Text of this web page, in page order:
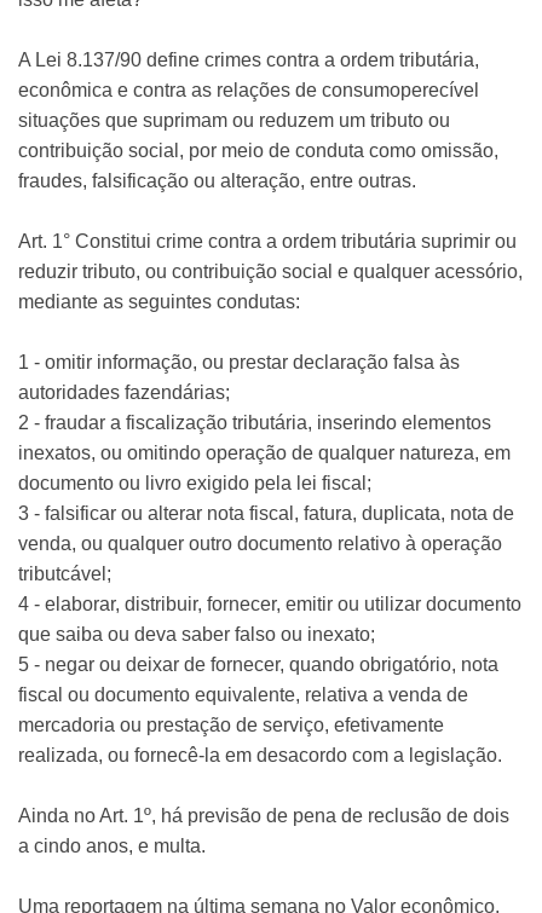
A Lei 8.137/90 define crimes contra a ordem tributária,
econômica e contra as relações de consumoperecível
situações que suprimam ou reduzem um tributo ou
contribuição social, por meio de conduta como omissão,
fraudes, falsificação ou alteração, entre outras.
Art. 1° Constitui crime contra a ordem tributária suprimir ou
reduzir tributo, ou contribuição social e qualquer acessório,
mediante as seguintes condutas:
1 - omitir informação, ou prestar declaração falsa às
autoridades fazendárias;
2 - fraudar a fiscalização tributária, inserindo elementos
inexatos, ou omitindo operação de qualquer natureza, em
documento ou livro exigido pela lei fiscal;
3 - falsificar ou alterar nota fiscal, fatura, duplicata, nota de
venda, ou qualquer outro documento relativo à operação
tributcável;
4 - elaborar, distribuir, fornecer, emitir ou utilizar documento
que saiba ou deva saber falso ou inexato;
5 - negar ou deixar de fornecer, quando obrigatório, nota
fiscal ou documento equivalente, relativa a venda de
mercadoria ou prestação de serviço, efetivamente
realizada, ou fornecê-la em desacordo com a legislação.
Ainda no Art. 1º, há previsão de pena de reclusão de dois
a cindo anos, e multa.
Uma reportagem na última semana no Valor econômico,